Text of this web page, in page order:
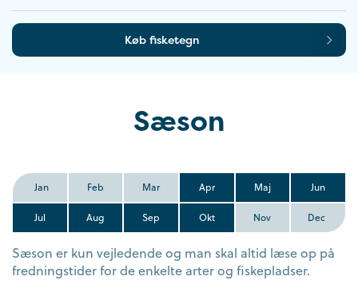
Køb fisketegn
Sæson
Jan Feb Mar Apr Maj Jun
Jul Aug Sep Okt Nov Dec
Sæson er kun vejledende og man skal altid læse op på
fredningstider for de enkelte arter og fiskepladser.